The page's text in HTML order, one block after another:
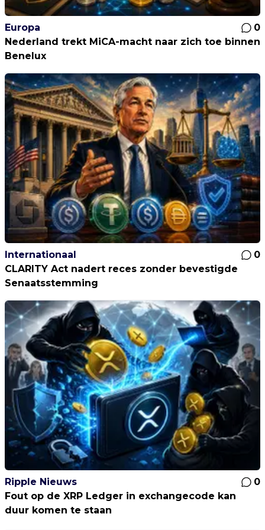
Europa
0
Nederland trekt MiCA-macht naar zich toe binnen
Benelux
Internationaal
0
CLARITY Act nadert reces zonder bevestigde
Senaatsstemming
Ripple Nieuws
0
Fout op de XRP Ledger in exchangecode kan
duur komen te staan